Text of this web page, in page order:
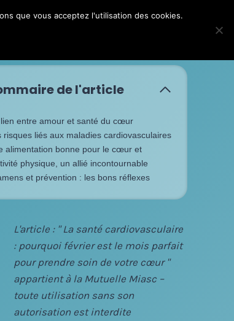
de l'article
entre amour et santé du cœur
risques liés aux maladies cardiovasculaires
alimentation bonne pour le cœur et
physique, un allié incontournable
et prévention : les bons réflexes
L'article : " La santé cardiovasculaire
: pourquoi février est le mois parfait
pour prendre soin de votre cœur "
appartient à la Mutuelle Miasc –
toute utilisation sans son
autorisation est interdite
que vous acceptez l'utilisation des cookies.